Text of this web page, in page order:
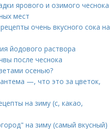
ярового и озимого чеснока
мест
очень вкусного сока на
йодового раствора
после чеснока
осенью?
—, что это за цветок,
на зиму (с, какао,
на зиму (самый вкусный)